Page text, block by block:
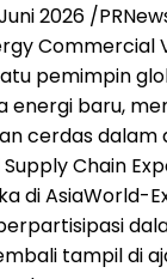
Juni 2026 /
Commercial
pemimpin
energi baru,
cerdas
Chain
di AsiaWorld-
tampil di